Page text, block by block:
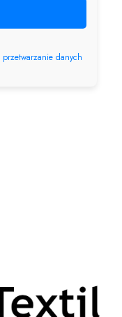
przetwarzanie danych